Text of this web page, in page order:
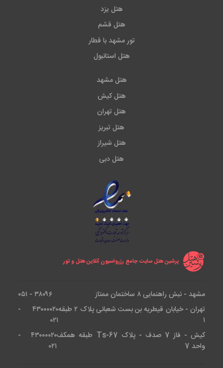
هتل یزد
هتل قشم
تور مشهد با قطار
هتل استانبول
هتل مشهد
هتل کیش
هتل تهران
هتل تبریز
هتل شیراز
هتل دبی
پرشین هتل سایت جامع رزرواسیون آنلاین هتل و تور
مشهد - نبش راهنمایی ۸ ساختمان ممتاز
۳۸۰۹۶ - ۰۵۱
تهران - خیابان قیطریه بن بست شعبانی پلاک ۲ طبقه
۱
۴۳۰۰۰۰۲۰ -
۰۲۱
کیش - فاز 7 صدف - پلاک Ts-67 طبقه همکف
واحد 7
۴۳۰۰۰۰۲۰ -
۰۲۱